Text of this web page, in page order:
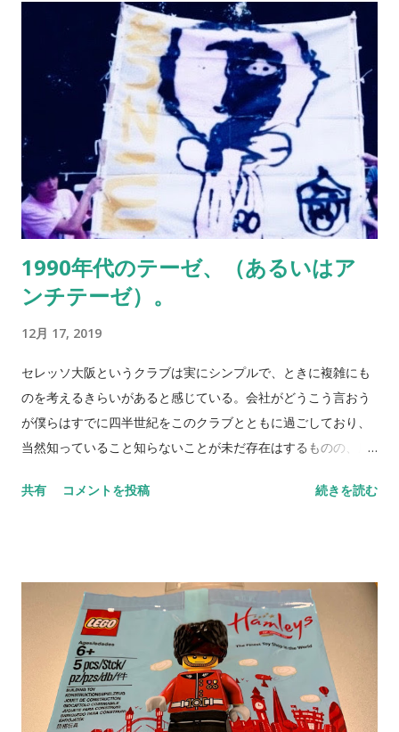
からちゃんと見とけ」。今度は僕が言う番だ。 NEVER
STOP,NEVER GIVE UP
だった。 シーズン終了後の難航したであろう選手選考やこの時
期の日韓戦の重みなど、推し量ると大変さが見えてくる気もす
る。U-22や初選出も多くフレッシュな反面、ここから育ってい
く育てていく必要があることも分かった日韓戦だったようにも
思える。どこまで行ってもその部分が重要。 12月28日にはU-
22日本代表の試合が長崎で行なわれる。既にチケットは完売し
ているとのことで年の瀬に改めて盛り上がれるのは嬉しい。E-1
選手権は2013年のときのようにはいかなかったが、東京オリン
ピックへの試金石となってほしいものだ。勿論、瀬古歩夢選手
の活躍に期待する。 来年行なわれる、当の東京2020オリンピッ
ク。東京都民なのに東京在住特権が利用できないシステムには
大いに不満ではある。そんな入手困難レアモノ扱いになってい
は・・・また次の機会にでも書いていきたいと思っている。
NEVER STOP,NEVER GIVE UP ※2013年の蚕室の写真が出て
きた。懐かし写真展やな（笑）
1990年代のテーゼ、（あるいはア
ンチテーゼ）。
12月 17, 2019
セレッソ大阪というクラブは実にシンプルで、ときに複雑にも
のを考えるきらいがあると感じている。会社がどうこう言おう
が僕らはすでに四半世紀をこのクラブとともに過ごしており、
当然知っていること知らないことが未だ存在はするものの、腐
愛するがゆえ選手とムキになってやり合ったりしたこともある
と感じる。 この インタビュー記事 を読んだ。勿論、自分ごと
と捉えるのはおこがましいし、クラブ同士のパワーバランスを
考えても何とも言えないのではあるが、共感できる部分がとて
も多い。今の時代ではもしかすると古臭い考え方と揶揄される
かもしれないが、僕はとてもそこが好きだった。 時間は流れ、
変遷し、脱皮して、生まれ変わっていく。何事も。人もクラブ
共有 コメントを投稿 続きを読む